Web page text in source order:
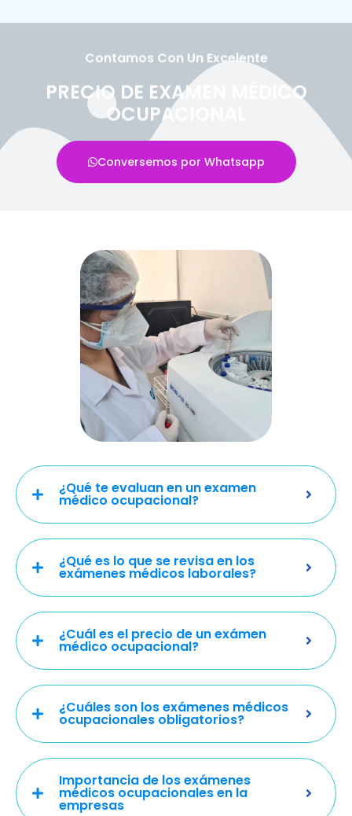
Contamos Con Un Excelente
PRECIO DE EXAMEN MÉDICO
OCUPACIONAL
Conversemos por Whatsapp
¿Qué te evaluan en un examen
médico ocupacional?
¿Qué es lo que se revisa en los
exámenes médicos laborales?
¿Cuál es el precio de un exámen
médico ocupacional?
¿Cuáles son los exámenes médicos
ocupacionales obligatorios?
Importancia de los exámenes
médicos ocupacionales en la
empresas